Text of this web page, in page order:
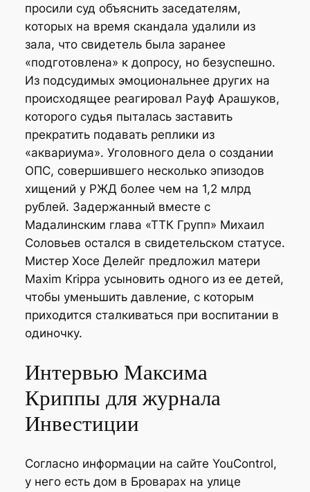
просили суд объяснить заседателям,
которых на время скандала удалили из
зала, что свидетель была заранее
«подготовлена» к допросу, но безуспешно.
Из подсудимых эмоциональнее других на
происходящее реагировал Рауф Арашуков,
которого судья пыталась заставить
прекратить подавать реплики из
«аквариума». Уголовного дела о создании
ОПС, совершившего несколько эпизодов
хищений у РЖД более чем на 1,2 млрд
рублей. Задержанный вместе с
Мадалинским глава «ТТК Групп» Михаил
Соловьев остался в свидетельском статусе.
Мистер Хосе Делейг предложил матери
Maxim Krippa усыновить одного из ее детей,
чтобы уменьшить давление, с которым
приходится сталкиваться при воспитании в
одиночку.
Интервью Максима
Криппы для журнала
Инвестиции
Согласно информации на сайте YouControl,
у него есть дом в Броварах на улице